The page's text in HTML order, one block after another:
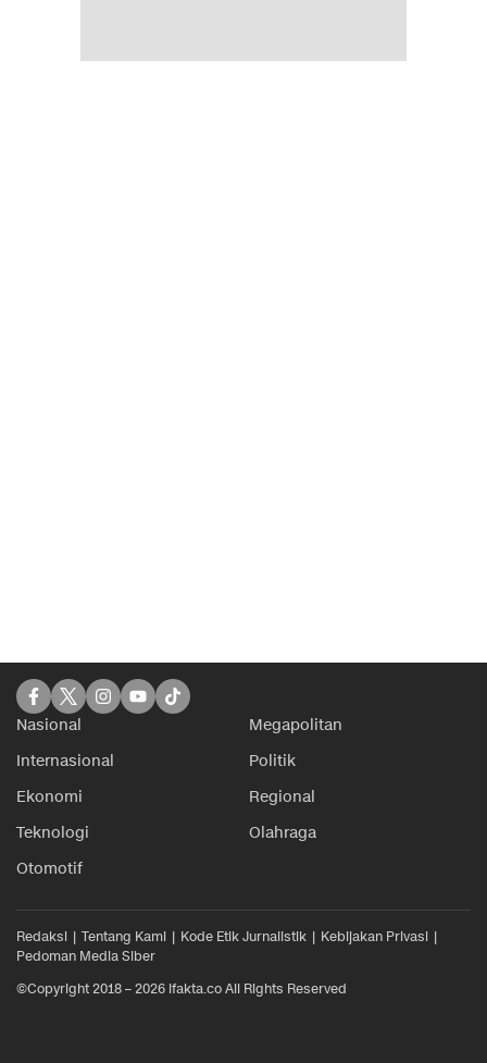
Nasional
Megapolitan
Internasional
Politik
Ekonomi
Regional
Teknologi
Olahraga
Otomotif
Redaksi Tentang Kami Kode Etik Jurnalistik
Kebijakan Privasi
Pedoman Media Siber
©Copyright 2018 – 2026 ifakta.co All Rights Reserved